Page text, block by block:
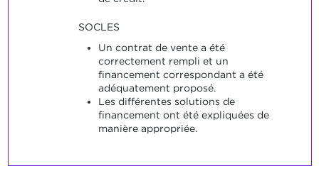
SOCLES
Un contrat de vente a été
correctement rempli et un
financement correspondant a été
adéquatement proposé.
Les différentes solutions de
financement ont été expliquées de
manière appropriée.